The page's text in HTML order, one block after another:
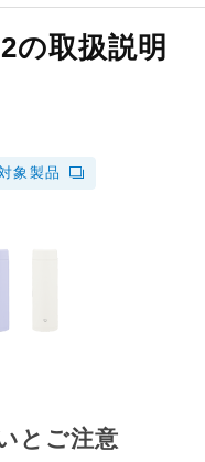
の取扱説明
象製品
とご注意